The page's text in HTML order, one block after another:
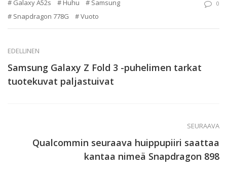
Galaxy A52s Huhu
Samsung
Snapdragon 778G
Vuoto
0
EDELLINEN
Samsung Galaxy Z Fold 3 -puhelimen tarkat
tuotekuvat paljastuivat
SEURAAVA
Qualcommin seuraava huippupiiri saattaa
kantaa nimeä Snapdragon 898